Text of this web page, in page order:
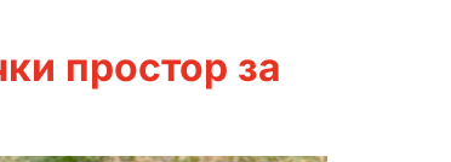
простор за